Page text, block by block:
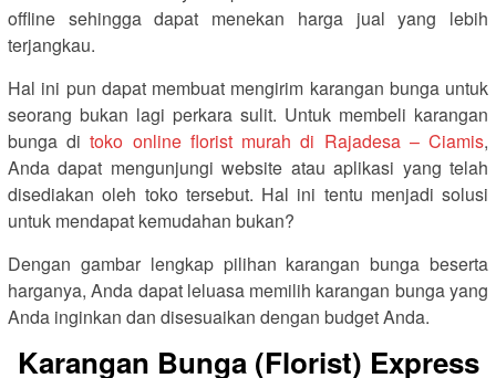
offline sehingga dapat menekan harga jual yang lebih
terjangkau.
Hal ini pun dapat membuat mengirim karangan bunga untuk
seorang bukan lagi perkara sulit. Untuk membeli karangan
bunga ditoko online florist murah di Rajadesa – Ciamis,
Anda dapat mengunjungi website atau aplikasi yang telah
disediakan oleh toko tersebut. Hal ini tentu menjadi solusi
untuk mendapat kemudahan bukan?
Dengan gambar lengkap pilihan karangan bunga beserta
harganya, Anda dapat leluasa memilih karangan bunga yang
Anda inginkan dan disesuaikan dengan budget Anda.
Karangan Bunga (Florist) Express